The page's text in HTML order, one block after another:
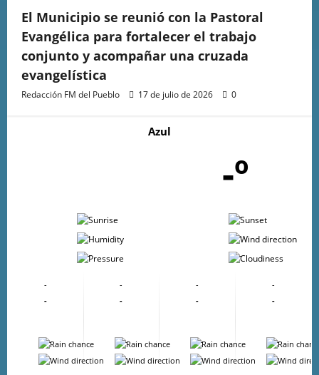
El Municipio se reunió con la Pastoral
Evangélica para fortalecer el trabajo
conjunto y acompañar una cruzada
evangelística
Redacción FM del Pueblo 17 de julio de 2026 0
Azul
-º
-
-
-
-
-
-
-
-
-
-
-
-
-
-
-
-
-
-
-
-
-
-